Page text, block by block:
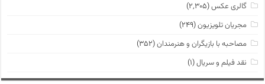
گالری عکس(۲,۳۰۵)
مجریان تلویزیون(۲۴۹)
مصاحبه با بازیگران و هنرمندان(۳۵۲)
نقد فیلم و سریال(۱)